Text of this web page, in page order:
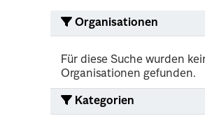
Organisationen
Für diese Suche wurden
Organisationen gefunden.
Kategorien